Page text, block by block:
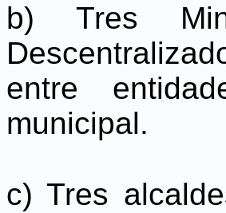
b) Tres
entre
municipal.
c) Tres